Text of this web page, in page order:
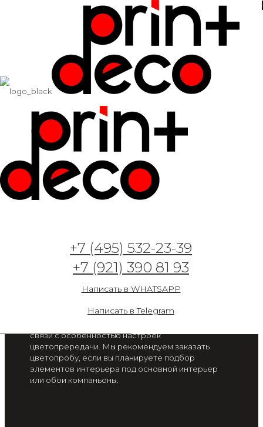
+7 (495) 532-23-39
+7 (921) 390 81 93
Написать в WHATSAPP
Написать в Telegram
Арт. AL101121 —
Солнечный день
от 2 300 руб. / м2
Цвет на экране вашего смартфона или монитора
связи с особенностью настроек
цветопрередачи. Мы рекомендуем заказать
цветопробу, если вы планируете подбор
элементов интерьера под основной интерьер
или обои компаньоны.